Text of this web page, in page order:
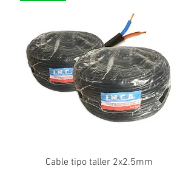
Cable tipo taller 2x2.5mm